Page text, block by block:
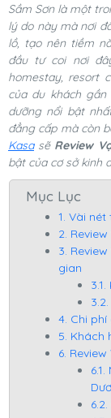
Sầm Sơn là một
lý do này mà nơi
lồ, tạo nên tiềm
đầu tư coi nơi
homestay, resort
của du khách
dưỡng nổi bật
đẳng cấp mà còn
Kasasẽ Review
bật của cơ sở kinh
Mục Lục
1. Vài
2.
3.
gian
4. Chi
5. Khách
6.